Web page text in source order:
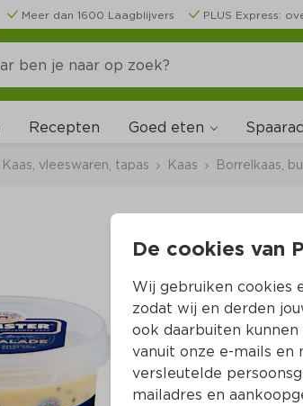
Meer dan 1600 Laagblijvers PLUS Express:
Recepten Goed eten
Kaas, vleeswaren, tapas Kaas Borrelkaas,
Per
3.
De cookies van
Wij gebruiken cookies
zodat wij en derden
ook daarbuiten
vanuit onze e-mails en
versleutelde
mailadres en